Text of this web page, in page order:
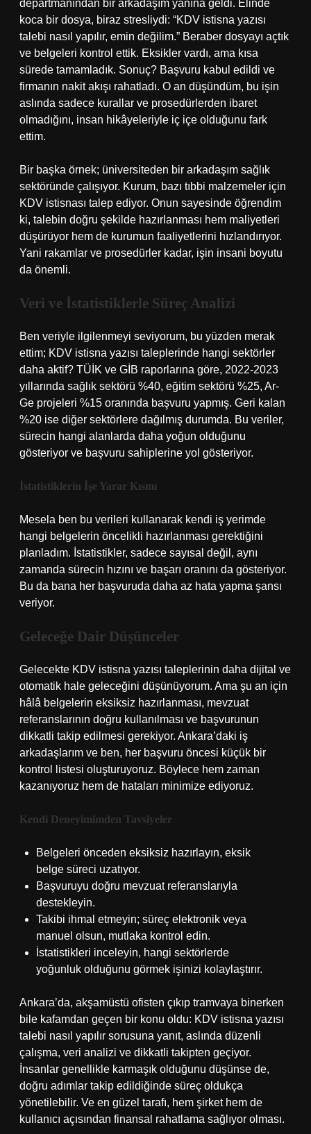
departmanından bir arkadaşım yanına geldi. Elinde
koca bir dosya, biraz stresliydi: “KDV istisna yazısı
talebi nasıl yapılır, emin değilim.” Beraber dosyayı açtık
ve belgeleri kontrol ettik. Eksikler vardı, ama kısa
sürede tamamladık. Sonuç? Başvuru kabul edildi ve
firmanın nakit akışı rahatladı. O an düşündüm, bu işin
aslında sadece kurallar ve prosedürlerden ibaret
olmadığını, insan hikâyeleriyle iç içe olduğunu fark
ettim.
Bir başka örnek; üniversiteden bir arkadaşım sağlık
sektöründe çalışıyor. Kurum, bazı tıbbi malzemeler için
KDV istisnası talep ediyor. Onun sayesinde öğrendim
ki, talebin doğru şekilde hazırlanması hem maliyetleri
düşürüyor hem de kurumun faaliyetlerini hızlandırıyor.
Yani rakamlar ve prosedürler kadar, işin insani boyutu
da önemli.
Veri ve İstatistiklerle Süreç Analizi
Ben veriyle ilgilenmeyi seviyorum, bu yüzden merak
ettim; KDV istisna yazısı taleplerinde hangi sektörler
daha aktif? TÜİK ve GİB raporlarına göre, 2022-2023
yıllarında sağlık sektörü %40, eğitim sektörü %25, Ar-
Ge projeleri %15 oranında başvuru yapmış. Geri kalan
%20 ise diğer sektörlere dağılmış durumda. Bu veriler,
sürecin hangi alanlarda daha yoğun olduğunu
gösteriyor ve başvuru sahiplerine yol gösteriyor.
İstatistiklerin İşe Yarar Kısmı
Mesela ben bu verileri kullanarak kendi iş yerimde
hangi belgelerin öncelikli hazırlanması gerektiğini
planladım. İstatistikler, sadece sayısal değil, aynı
zamanda sürecin hızını ve başarı oranını da gösteriyor.
Bu da bana her başvuruda daha az hata yapma şansı
veriyor.
Geleceğe Dair Düşünceler
Gelecekte KDV istisna yazısı taleplerinin daha dijital ve
otomatik hale geleceğini düşünüyorum. Ama şu an için
hâlâ belgelerin eksiksiz hazırlanması, mevzuat
referanslarının doğru kullanılması ve başvurunun
dikkatli takip edilmesi gerekiyor. Ankara’daki iş
arkadaşlarım ve ben, her başvuru öncesi küçük bir
kontrol listesi oluşturuyoruz. Böylece hem zaman
kazanıyoruz hem de hataları minimize ediyoruz.
Kendi Deneyimimden Tavsiyeler
Belgeleri önceden eksiksiz hazırlayın, eksik
belge süreci uzatıyor.
Başvuruyu doğru mevzuat referanslarıyla
destekleyin.
Takibi ihmal etmeyin; süreç elektronik veya
manuel olsun, mutlaka kontrol edin.
İstatistikleri inceleyin, hangi sektörlerde
yoğunluk olduğunu görmek işinizi kolaylaştırır.
Ankara’da, akşamüstü ofisten çıkıp tramvaya binerken
bile kafamdan geçen bir konu oldu: KDV istisna yazısı
talebi nasıl yapılır sorusuna yanıt, aslında düzenli
çalışma, veri analizi ve dikkatli takipten geçiyor.
İnsanlar genellikle karmaşık olduğunu düşünse de,
doğru adımlar takip edildiğinde süreç oldukça
yönetilebilir. Ve en güzel tarafı, hem şirket hem de
kullanıcı açısından finansal rahatlama sağlıyor olması.